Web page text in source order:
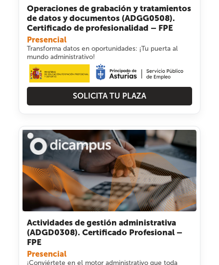
Operaciones de grabación y tratamientos
de datos y documentos (ADGG0508).
Certificado de profesionalidad – FPE
Presencial
Transforma datos en oportunidades: ¡Tu puerta al
mundo administrativo!
SOLICITA TU PLAZA
Actividades de gestión administrativa
(ADGD0308). Certificado Profesional –
FPE
Presencial
¡Conviértete en el motor administrativo que toda